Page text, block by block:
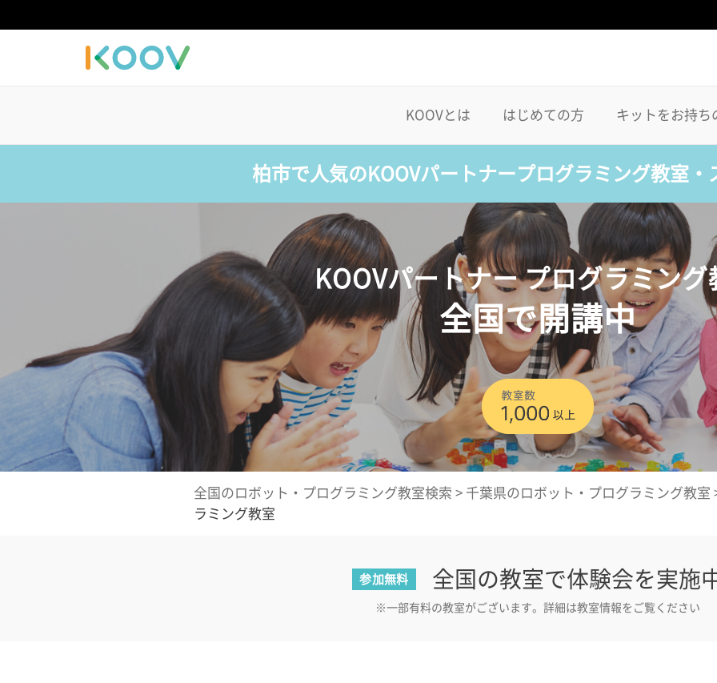
KOOVとは はじめての方 キットをお持ち
柏市で人気のKOOVパートナープログラミング教室・
KOOVパートナー プログラミング
全国で開講中
全国のロボット・プログラミング教室検索 > 千葉県のロボット・プログラミング教室
ラミング教室
参加無料 全国の教室で体験会を実施
※一部有料の教室がございます。詳細は教室情報をご覧ください